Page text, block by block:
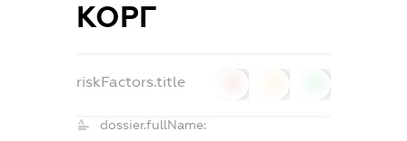
КОРГ
riskFactors.title
dossier.fullName: